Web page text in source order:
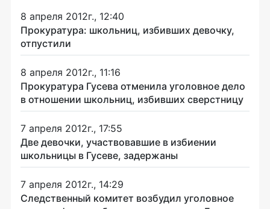
8 апреля 2012г., 12:40
Прокуратура: школьниц, избивших девочку,
отпустили
8 апреля 2012г., 11:16
Прокуратура Гусева отменила уголовное дело
в отношении школьниц, избивших сверстницу
7 апреля 2012г., 17:55
Две девочки, участвовавшие в избиении
школьницы в Гусеве, задержаны
7 апреля 2012г., 14:29
Следственный комитет возбудил уголовное